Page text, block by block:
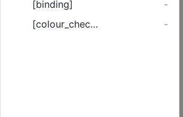
[binding]
-
[colour_checker]
-